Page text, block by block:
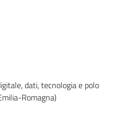
dati, tecnologia e polo
Romagna)